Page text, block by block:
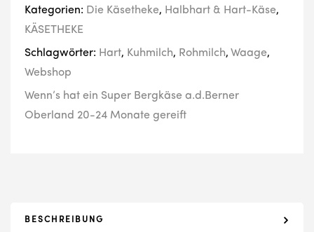
Kategorien: Die Käsetheke, Halbhart & Hart-Käse,
KÄSETHEKE
Schlagwörter: Hart, Kuhmilch, Rohmilch, Waage,
Webshop
Wenn’s hat ein Super Bergkäse a.d.Berner
Oberland 20-24 Monate gereift
BESCHREIBUNG